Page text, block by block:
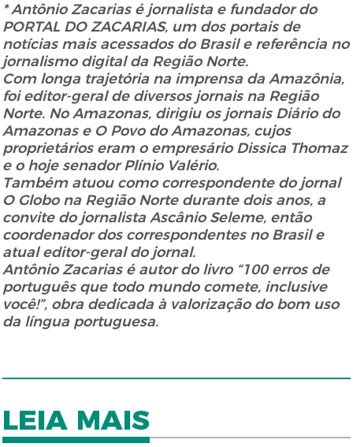
* Antônio Zacarias é jornalista e fundador do
PORTAL DO ZACARIAS, um dos portais de
notícias mais acessados do Brasil e referência no
jornalismo digital da Região Norte.
Com longa trajetória na imprensa da Amazônia,
foi editor-geral de diversos jornais na Região
Norte. No Amazonas, dirigiu os jornais Diário do
Amazonas e O Povo do Amazonas, cujos
proprietários eram o empresário Dissica Thomaz
e o hoje senador Plínio Valério.
Também atuou como correspondente do jornal
O Globo na Região Norte durante dois anos, a
convite do jornalista Ascânio Seleme, então
coordenador dos correspondentes no Brasil e
atual editor-geral do jornal.
Antônio Zacarias é autor do livro “100 erros de
português que todo mundo comete, inclusive
você!”, obra dedicada à valorização do bom uso
da língua portuguesa.
LEIA MAIS